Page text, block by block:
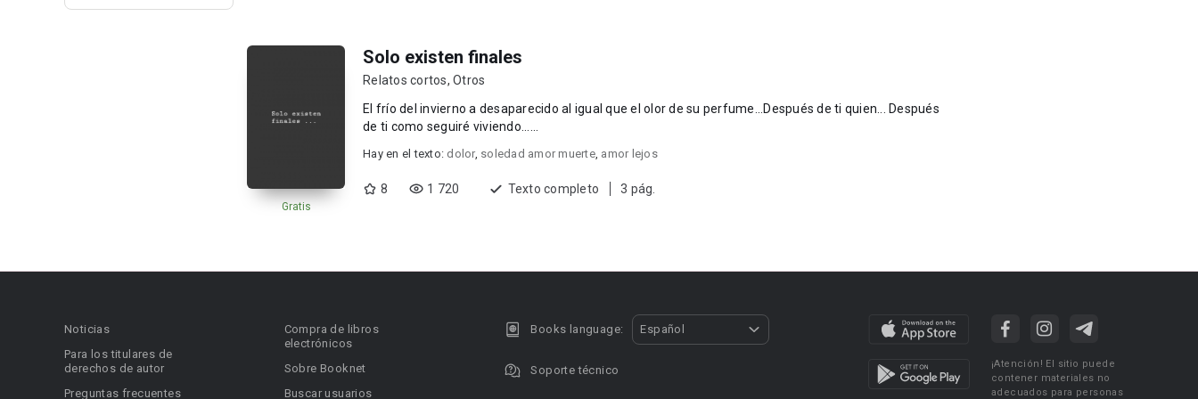
Gratis
Solo existen finales
Relatos cortos, Otros
El frío del invierno a desaparecido al igual que el olor de su perfume...Después de ti quien... Después
de ti como seguiré viviendo......
Hay en el texto: dolor, soledad amor muerte, amor lejos
8 1 720 Texto completo 3 pág.
Noticias
Para los titulares de
derechos de autor
Preguntas frecuentes
Compra de libros
electrónicos
Sobre Booknet
Buscar usuarios
Books language: Español
Soporte técnico
¡Atención! El sitio puede
contener materiales no
adecuados para personas